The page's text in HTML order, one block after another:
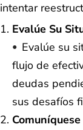
intentar
Evalúe Su
Evalúe su
flujo de
deudas
sus desafíos